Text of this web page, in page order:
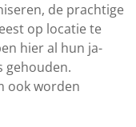
de prachtige
op locatie te
hier al hun ja-
gehouden.
ook worden